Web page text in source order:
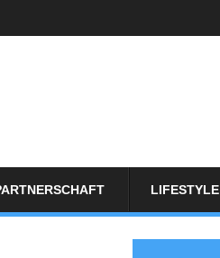
LIFESTYLE